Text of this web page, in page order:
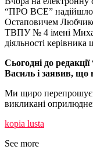
“ПРО ВСЕ” надійшло
Остаповичем
ТВПУ № 4 імені
діяльності керівника
Сьогодні до
Василь і заявив, що
Ми щиро
викликані
kopia lusta
See more